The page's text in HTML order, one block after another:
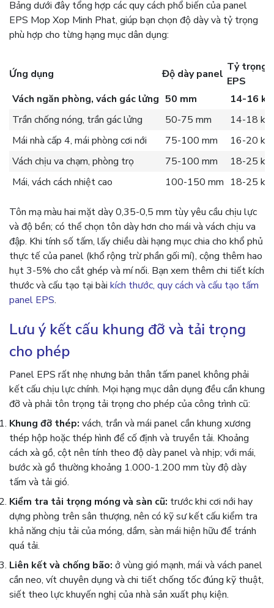
Bảng dưới đây tổng hợp các quy cách phổ biến của panel
EPS Mop Xop Minh Phat, giúp bạn chọn độ dày và tỷ trọng
phù hợp cho từng hạng mục dân dụng:
Ứng dụng Độ dày panel
Tỷ trọng
EPS
Vách ngăn phòng, vách gác lửng 50 mm
14-16
Trần chống nóng, trần gác lửng
50-75 mm
14-18 kg/
Mái nhà cấp 4, mái phòng cơi nới
75-100 mm
16-20 kg/
Vách chịu va chạm, phòng trọ
75-100 mm
18-25 kg/
Mái, vách cách nhiệt cao
100-150 mm 18-25 kg/
Tôn mạ màu hai mặt dày 0,35-0,5 mm tùy yêu cầu chịu lực
và độ bền; có thể chọn tôn dày hơn cho mái và vách chịu va
đập. Khi tính số tấm, lấy chiều dài hạng mục chia cho khổ phủ
thực tế của panel (khổ rộng trừ phần gối mí), cộng thêm hao
hụt 3-5% cho cắt ghép và mí nối. Bạn xem thêm chi tiết kích
thước và cấu tạo tại bài kích thước, quy cách và cấu tạo tấm
panel EPS.
Lưu ý kết cấu khung đỡ và tải trọng
cho phép
Panel EPS rất nhẹ nhưng bản thân tấm panel không phải
kết cấu chịu lực chính. Mọi hạng mục dân dụng đều cần khung
đỡ và phải tôn trọng tải trọng cho phép của công trình cũ:
Khung đỡ thép: vách, trần và mái panel cần khung xương
thép hộp hoặc thép hình để cố định và truyền tải. Khoảng
cách xà gồ, cột nên tính theo độ dày panel và nhịp; với mái,
bước xà gồ thường khoảng 1.000-1.200 mm tùy độ dày
tấm và tải gió.
Kiểm tra tải trọng móng và sàn cũ: trước khi cơi nới hay
dựng phòng trên sân thượng, nên có kỹ sư kết cấu kiểm tra
khả năng chịu tải của móng, dầm, sàn mái hiện hữu để tránh
quá tải.
Liên kết và chống bão: ở vùng gió mạnh, mái và vách panel
cần neo, vít chuyên dụng và chi tiết chống tốc đúng kỹ thuật,
siết theo lực khuyến nghị của nhà sản xuất phụ kiện.